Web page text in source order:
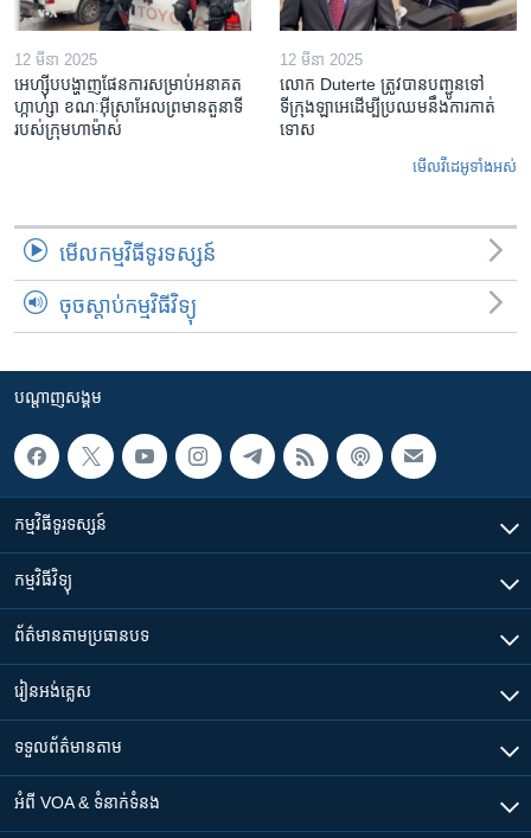
12 មីនា 2025
អេហ្ស៊ីប​បង្ហាញ​ផែនការ​សម្រាប់​អនាគត​
ហ្កាហ្សា ខណៈ​អ៊ីស្រាអែល​ព្រមាន​តួនាទី​
របស់​ក្រុម​ហាម៉ាស់
12 មីនា 2025
លោក Duterte ត្រូវ​បាន​បញ្ជូនទៅ
ទីក្រុងឡាអេ​ដើម្បី​ប្រឈម​នឹង​ការកាត់
ទោស
មើល​វីដេអូ​ទាំង​អស់
មើល​កម្មវិធី​ទូរទស្សន៍
ចុចស្តាប់កម្មវិធីវិទ្យុ
បណ្តាញ​សង្គម
កម្មវិធី​ទូរទស្សន៍
កម្មវិធី​វិទ្យុ
ព័ត៌មាន​តាមប្រធានបទ​
រៀន​​អង់គ្លេស
ទទួល​ព័ត៌មាន​តាម
អំពី​ VOA & ទំនាក់ទំនង